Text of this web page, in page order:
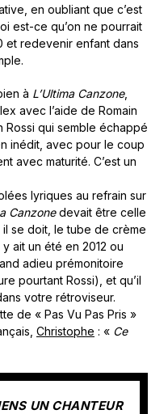
en oubliant que c’est
est-ce qu’on ne pourrait
et redevenir enfant dans
à L’Ultima Canzone,
avec l’aide de Romain
Rossi qui semble échappé
inédit, avec pour le coup
avec maturité. C’est un
lyriques au refrain sur
Canzonedevait être celle
il se doit, le tube de crème
y ait un été en 2012 ou
adieu prémonitoire
pourtant Rossi), et qu’il
votre rétroviseur.
de « Pas Vu Pas Pris »
Christophe : « Ce
UN CHANTEUR